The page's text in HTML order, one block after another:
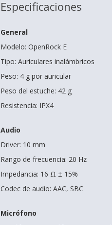
Especificaciones
General
Modelo: OpenRock E
Tipo: Auriculares inalámbricos
Peso: 4 g por auricular
Peso del estuche: 42 g
Resistencia: IPX4
Audio
Driver: 10 mm
Rango de frecuencia: 20 Hz
Impedancia: 16 Ω ± 15%
Codec de audio: AAC, SBC
Micrófono